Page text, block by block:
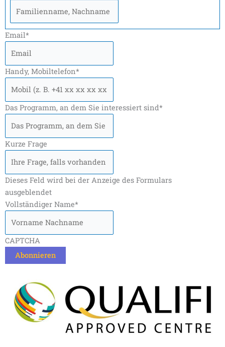
Email*
Handy, Mobiltelefon*
Das Programm, an dem Sie interessiert sind*
Kurze Frage
Dieses Feld wird bei der Anzeige des Formulars
ausgeblendet
Vollständiger Name*
CAPTCHA